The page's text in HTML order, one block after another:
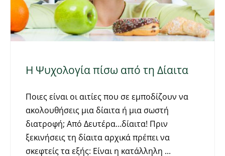
Η Ψυχολογία πίσω από τη Δίαιτα
Ποιες είναι οι αιτίες που σε εμποδίζουν να
ακολουθήσεις μια δίαιτα ή μια σωστή
διατροφή; Από Δευτέρα…δίαιτα! Πριν
ξεκινήσεις τη δίαιτα αρχικά πρέπει να
σκεφτείς τα εξής: Είναι η κατάλληλη